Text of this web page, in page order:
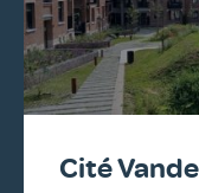
Cité